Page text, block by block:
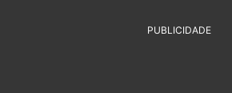
PUBLICIDADE